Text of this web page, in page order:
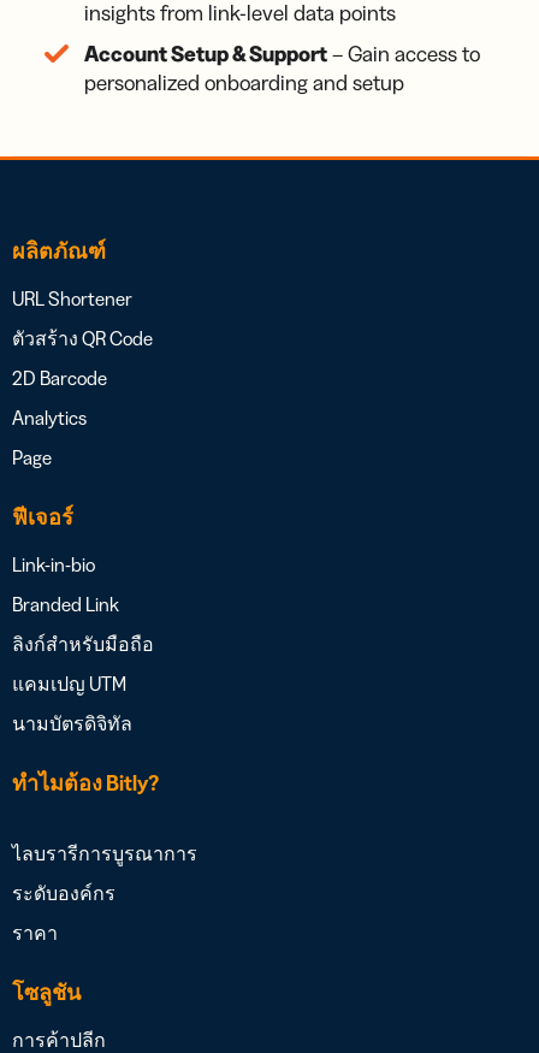
insights from link-level data points
Account Setup & Support– Gain access to
personalized onboarding and setup
ผลิตภัณฑ์
URL Shortener
ตัวสร้าง QR Code
2D Barcode
Analytics
Page
ฟีเจอร์
Link-in-bio
Branded Link
ลิงก์สำหรับมือถือ
แคมเปญ UTM
นามบัตรดิจิทัล
ทำไมต้อง Bitly?
ไลบรารีการบูรณาการ
ระดับองค์กร
ราคา
โซลูชัน
การค้าปลีก